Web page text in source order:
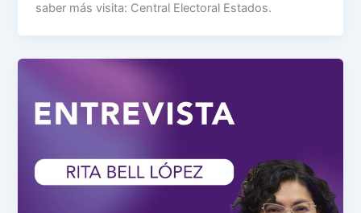
saber más visita: Central Electoral Estados.